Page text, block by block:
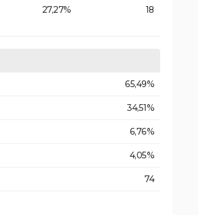
27,27% 18
65,49%
34,51%
6,76%
4,05%
74